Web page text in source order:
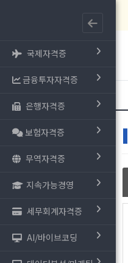
국제자격증
금융투자자격증
은행자격증
보험자격증
무역자격증
지속가능경영
세무회계자격증
AI/바이브코딩